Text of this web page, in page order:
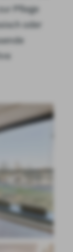
Pflege
oder